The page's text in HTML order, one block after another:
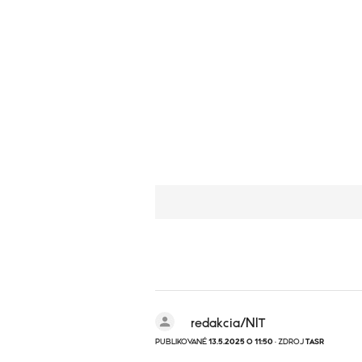
redakcia/NIT
PUBLIKOVANÉ 13.5.2025 O 11:50 · ZDROJ TASR